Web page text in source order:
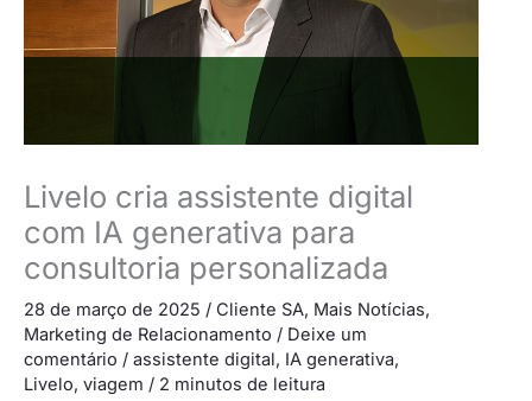
Livelo cria assistente digital
com IA generativa para
consultoria personalizada
28 de março de 2025 / Cliente SA, Mais Notícias,
Marketing de Relacionamento / Deixe um
comentário / assistente digital, IA generativa,
Livelo, viagem / 2 minutos de leitura